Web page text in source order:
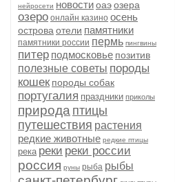
нейросети новостиоаэозера
озеро онлайн казино осень
острова отели памятники
памятники россии пермь пингвины
питер подмосковье позитив
полезные советы породы
кошек породы собак
португалия праздники приколы
природа птицы
путешествия растения
редкие животные редкие птицы
река реки реки россии
россия руны рыба рыбы